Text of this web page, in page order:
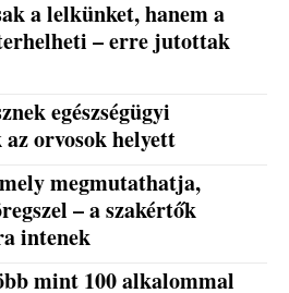
a lelkünket, hanem a
– erre jutottak
egészségügyi
orvosok helyett
megmutathatja,
– a szakértők
intenek
mint 100 alkalommal